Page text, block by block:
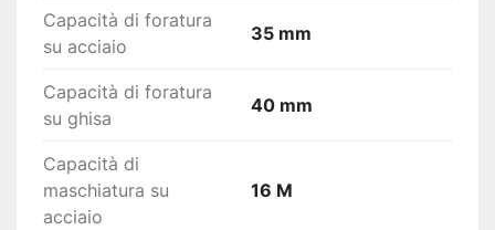
Capacità di foratura
su acciaio
35 mm
Capacità di foratura
su ghisa
40 mm
Capacità di
maschiatura su
acciaio
16 M